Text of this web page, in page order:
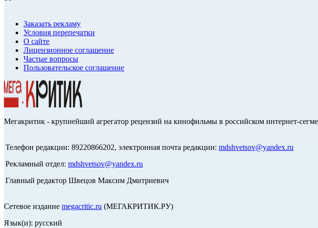
Заказать рекламу
Условия перепечатки
О сайте
Лицензионное соглашение
Частые вопросы
Пользовательское соглашение
Мегакритик - крупнейший агрегатор рецензий на кинофильмы в российском интернет-
Телефон редакции: 89220866202, электронная почта редакции: mdshvetsov@yandex.ru
Рекламный отдел: mdshvetsov@yandex.ru
Главный редактор Швецов Максим Дмитриевич
Сетевое издание megacritic.ru (МЕГАКРИТИК.РУ)
Язык(и): русский